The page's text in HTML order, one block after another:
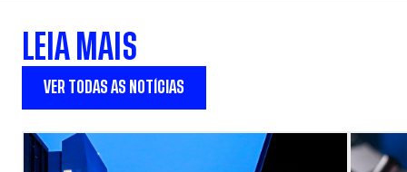
LEIA MAIS
VER TODAS AS NOTÍCIAS